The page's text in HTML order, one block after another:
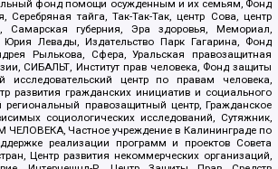
фонд помощи осужденным и их семьям, Фонд
Серебряная тайга, Так-Так-Так, центр Сова, центр
Самарская губерния, Эра здоровья, Мемориал,
Юрия Левады, Издательство Парк Гагарина, Фонд
Рылькова, Сфера, Уральская правозащитная
СИБАЛЬТ, Институт прав человека, Фонд защиты
исследовательский центр по правам человека,
развития гражданских инициатив и социального
региональный правозащитный центр, Гражданское
социологических исследований, Сутяжник,
Частное учреждение в Калининграде по
реализации программ и проектов Совета
Центр развития некоммерческих организаций,